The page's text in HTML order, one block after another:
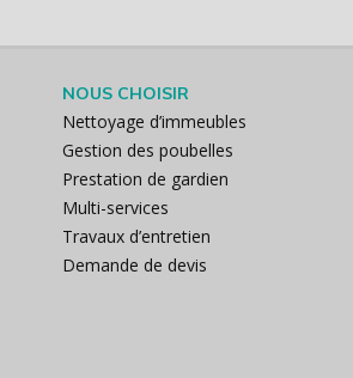
NOUS CHOISIR
Nettoyage d’immeubles
Gestion des poubelles
Prestation de gardien
Multi-services
Travaux d’entretien
Demande de devis